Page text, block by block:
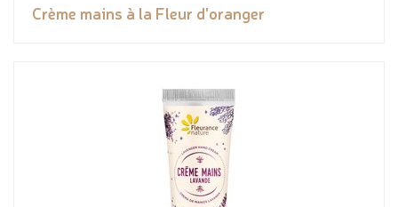
Crème mains à la Fleur d'oranger